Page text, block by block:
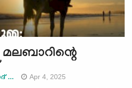
... Apr 4, 2025